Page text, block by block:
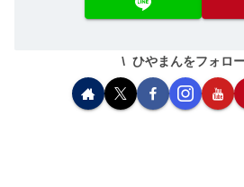
ひやまんをフォロ